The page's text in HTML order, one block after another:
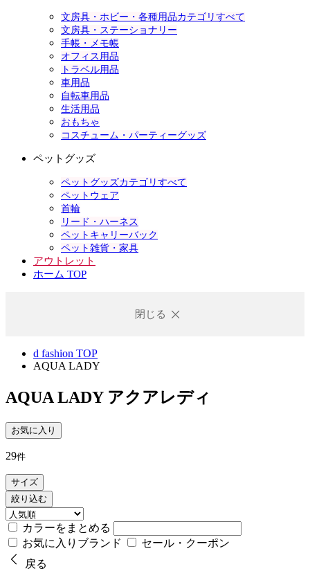
文房具・ホビー・各種用品カテゴリすべて
文房具・ステーショナリー
手帳・メモ帳
オフィス用品
トラベル用品
車用品
自転車用品
生活用品
おもちゃ
コスチューム・パーティーグッズ
ペットグッズ
ペットグッズカテゴリすべて
ペットウェア
首輪
リード・ハーネス
ペットキャリーバック
ペット雑貨・家具
アウトレット
ホーム TOP
閉じる
d fashion TOP
AQUA LADY
AQUA LADY アクアレディ
お気に入り
29件
サイズ
絞り込む
カラーをまとめる
お気に入りブランド
セール・クーポン
戻る